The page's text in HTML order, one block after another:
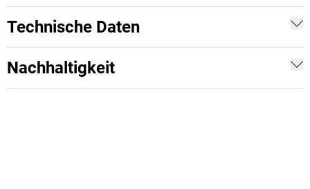
Technische Daten
Nachhaltigkeit